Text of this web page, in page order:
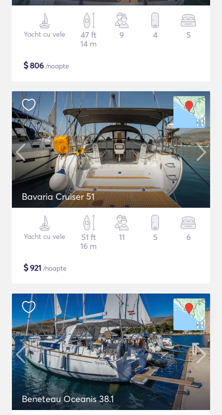
Yacht cu vele
47 ft
14 m
9 4 5
$806 /noapte
Bavaria Cruiser 51
Yacht cu vele
51 ft
16 m
11 5 6
$921 /noapte
Beneteau Oceanis 38.1